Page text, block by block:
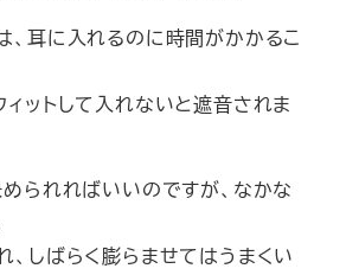
、耳に入れるのに時間がかかるこ
ィットして入れないと遮音されま
られればいいのですが、なかな
、しばらく膨らませてはうまくい